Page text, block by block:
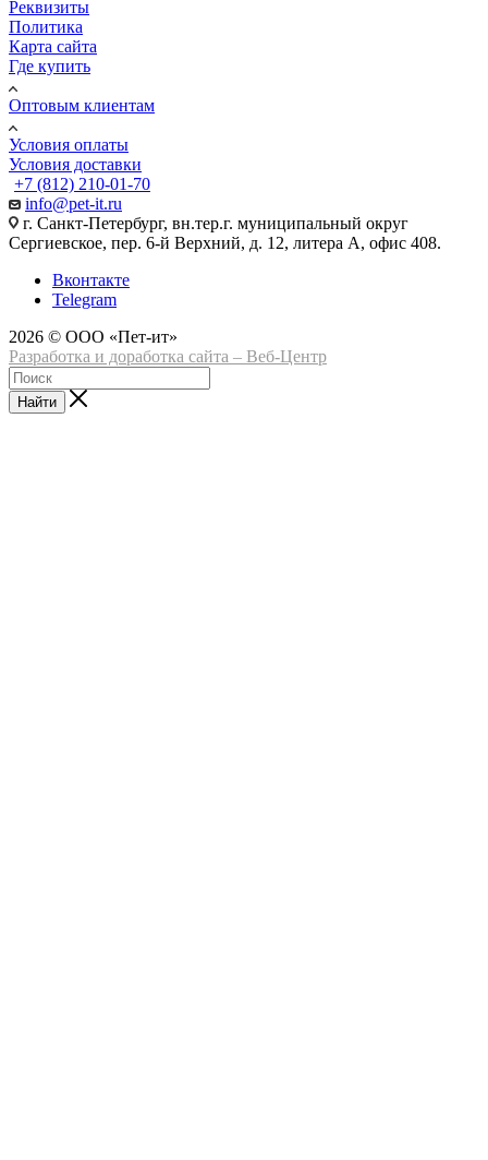
Реквизиты
Политика
Карта сайта
Где купить
Оптовым клиентам
Условия оплаты
Условия доставки
+7 (812) 210-01-70
info@pet-it.ru
г. Санкт-Петербург, вн.тер.г. муниципальный округ
Сергиевское, пер. 6-й Верхний, д. 12, литера А, офис 408.
Вконтакте
Telegram
2026 © ООО «Пет-ит»
Разработка и доработка сайта – Веб-Центр
Найти